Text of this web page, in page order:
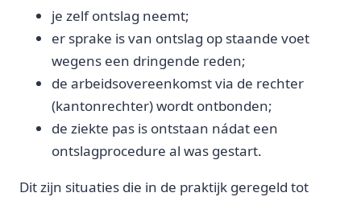
je zelf ontslag neemt;
er sprake is van ontslag op staande voet
wegens een dringende reden;
de arbeidsovereenkomst via de rechter
(kantonrechter) wordt ontbonden;
de ziekte pas is ontstaan nádat een
ontslagprocedure al was gestart.
Dit zijn situaties die in de praktijk geregeld tot